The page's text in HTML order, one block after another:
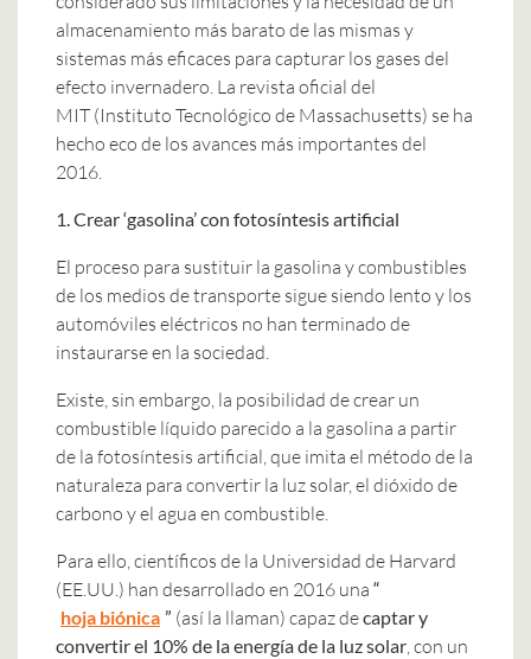
almacenamiento más barato de las mismas y
sistemas más eficaces para capturar los gases del
efecto invernadero. La revista oficial del
MIT (Instituto Tecnológico de Massachusetts) se ha
hecho eco de los avances más importantes del
2016.
1. Crear ‘gasolina’ con fotosíntesis artificial
El proceso para sustituir la gasolina y combustibles
de los medios de transporte sigue siendo lento y los
automóviles eléctricos no han terminado de
instaurarse en la sociedad.
Existe, sin embargo, la posibilidad de crear un
combustible líquido parecido a la gasolina a partir
de la fotosíntesis artificial, que imita el método de la
naturaleza para convertir la luz solar, el dióxido de
carbono y el agua en combustible.
Para ello, científicos de la Universidad de Harvard
(EE.UU.) han desarrollado en 2016 una “
hoja biónica ” (así la llaman) capaz decaptar y
convertir el 10% de la energía de la luz solar , con un